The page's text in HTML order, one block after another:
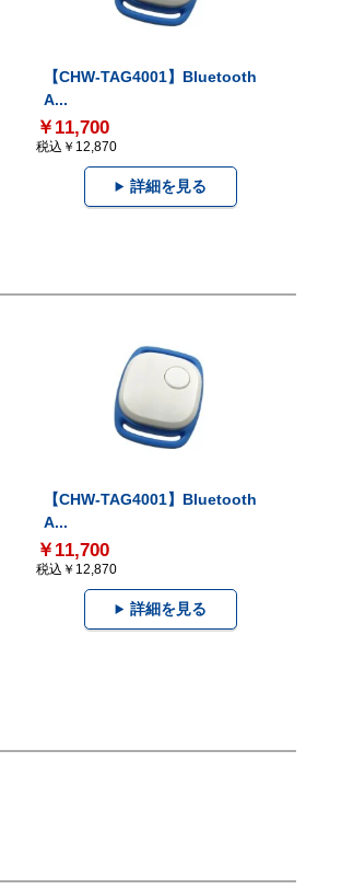
【CHW-TAG4001】Bluetooth
A...
￥11,700
税込￥12,870
詳細を見る
【CHW-TAG4001】Bluetooth
A...
￥11,700
税込￥12,870
詳細を見る